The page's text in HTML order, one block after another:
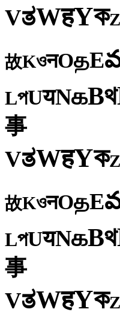
VತWहYকZ
故KওनOதE
LপUयNகBথ
事
VತWहYকZ
故KওनOதE
LপUयNகBথ
事
VತWहYকZ